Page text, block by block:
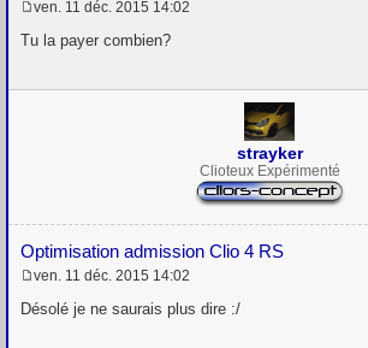
e
a
ven. 11 déc. 2015 14:02
Tu la payer combien?
strayker
Clioteux Expérimenté
Optimisation admission Clio 4 RS
e
ven. 11 déc. 2015 14:02
Désolé je ne saurais plus dire :/